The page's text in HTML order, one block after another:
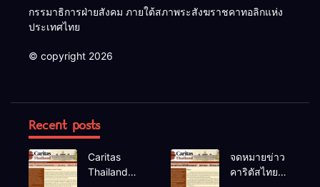
กรรมาธิการฝ่ายสังคม ภายใต้สภาพระสังฆราชคาทอลิกแห่ง
ประเทศไทย
© copyright 2026
Recent posts
Caritas
Thailand
จดหมายข่าว
คาริตัสไทย